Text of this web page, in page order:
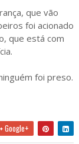
que vão
foi acionado
que está com
foi preso.
Google+